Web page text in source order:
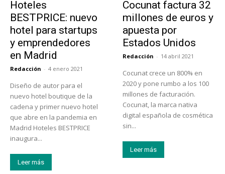
Hoteles
BESTPRICE: nuevo
hotel para startups
y emprendedores
en Madrid
Redacción - 4 enero 2021
Diseño de autor para el
nuevo hotel boutique de la
cadena y primer nuevo hotel
que abre en la pandemia en
Madrid Hoteles BESTPRICE
inaugura...
Leer más
Cocunat factura 32
millones de euros y
apuesta por
Estados Unidos
Redacción - 14 abril 2021
Cocunat crece un 800% en
2020 y pone rumbo a los 100
millones de facturación.
Cocunat, la marca nativa
digital española de cosmética
sin...
Leer más